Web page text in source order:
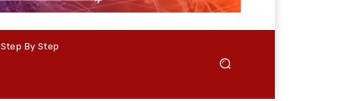
Step By Step